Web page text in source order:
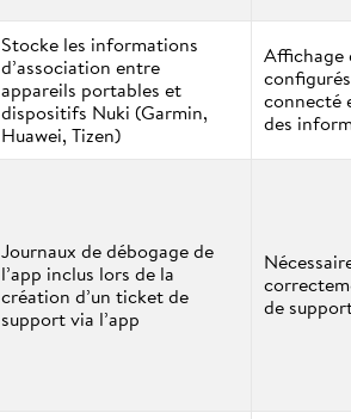
Stocke les informations
d’association entre
appareils portables et
dispositifs Nuki (Garmin,
Huawei, Tizen)
Affichage
connecté
des
Journaux de débogage de
l’app inclus lors de la
création d’un ticket de
support via l’app de